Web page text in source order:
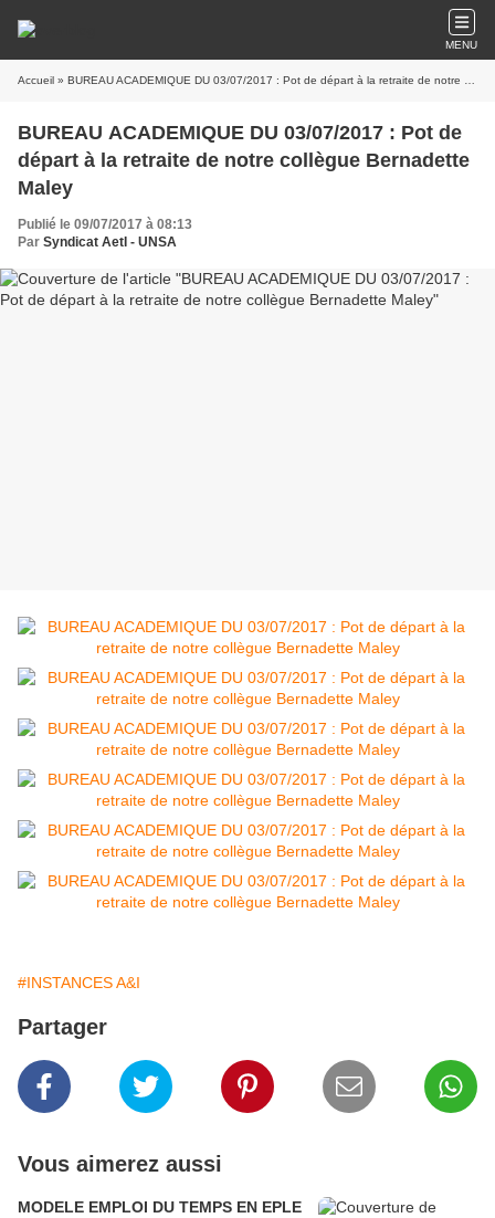
MENU
Accueil » BUREAU ACADEMIQUE DU 03/07/2017 : Pot de départ à la retraite de notre collègue Bernadette Maley
BUREAU ACADEMIQUE DU 03/07/2017 : Pot de
départ à la retraite de notre collègue Bernadette
Maley
Publié le 09/07/2017 à 08:13
Par Syndicat AetI - UNSA
#INSTANCES A&I
Partager
Vous aimerez aussi
MODELE EMPLOI DU TEMPS EN EPLE